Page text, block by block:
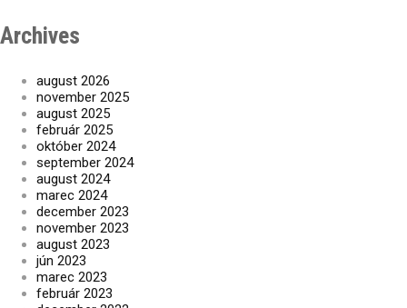
Archives
august 2026
november 2025
august 2025
február 2025
október 2024
september 2024
august 2024
marec 2024
december 2023
november 2023
august 2023
jún 2023
marec 2023
február 2023